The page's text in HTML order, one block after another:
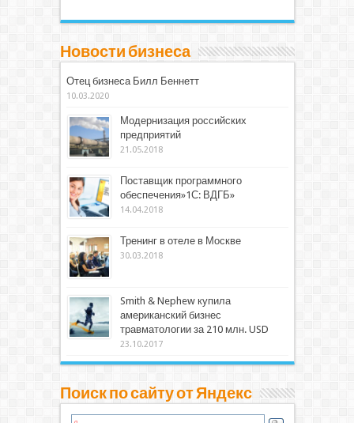
Новости бизнеса
Отец бизнеса Билл Беннетт
10.03.2020
Модернизация российских
предприятий
21.05.2018
Поставщик программного
обеспечения»1С: ВДГБ»
14.04.2018
Тренинг в отеле в Москве
30.03.2018
Smith & Nephew купила
американский бизнес
травматологии за 210 млн. USD
23.10.2017
Поиск по сайту от Яндекс